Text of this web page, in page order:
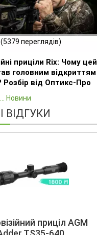
(5379 переглядів)
приціли Rix: Чому цей
головним відкриттям
Розбір від Оптикс-Про
Новини
ВІДГУКИ
приціл AGM